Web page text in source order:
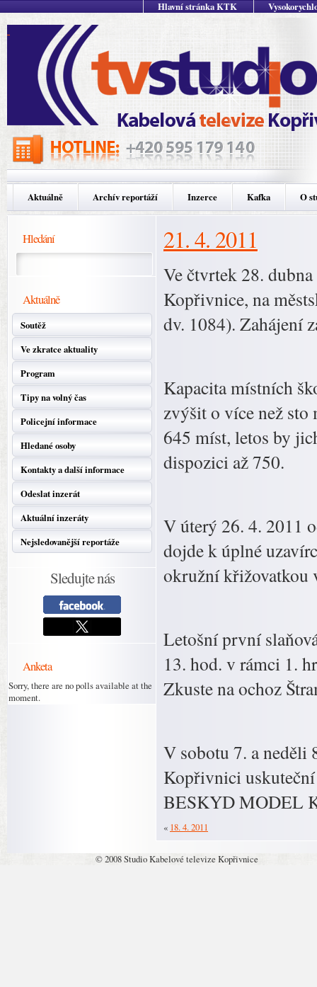
Hlavní stránka KTK
Aktuálně Archív reportáží Inzerce Kafka O
Hledání
Aktuálně
Soutěž
Ve zkratce aktuality
Program
Tipy na volný čas
Policejní informace
Hledané osoby
Kontakty a další informace
Odeslat inzerát
Aktuální inzeráty
Nejsledovanější reportáže
Sledujte nás
Anketa
Sorry, there are no polls available at the
moment.
21. 4. 2011
Ve čtvrtek 28.
Kopřivnice, na
dv. 1084). Zahájení
Kapacita místních
zvýšit o více než sto
645 míst, letos by
dispozici až 750.
V úterý 26. 4. 2011
dojde k úplné
okružní křižovatkou
Letošní první
13. hod. v rámci 1.
Zkuste na ochoz
V sobotu 7. a neděli
Kopřivnici
BESKYD MODEL
« 18. 4. 2011
© 2008 Studio Kabelové televize Kopřivnice